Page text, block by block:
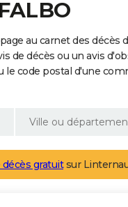
au carnet des décès
de décès ou un avis
le code postal d'une
décès gratuitsur